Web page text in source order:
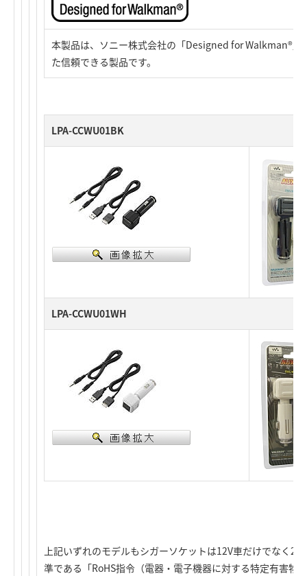
本製品は、ソニー株式会社の「Designed for Walkman®」
た信頼できる製品です。
LPA-CCWU01BK
LPA-CCWU01WH
上記いずれのモデルもシガーソケットは12V車だけでなく
準である「RoHS指令（電器・電子機器に対する特定有害物